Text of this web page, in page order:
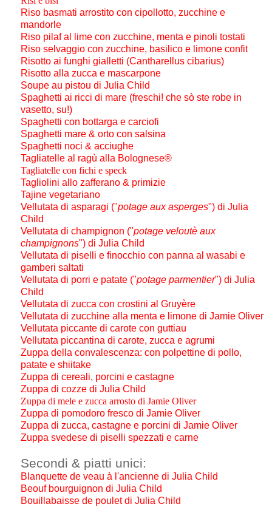
Riso basmati arrostito con cipollotto, zucchine e
mandorle
Riso pilaf al lime con zucchine, menta e pinoli tostati
Riso selvaggio con zucchine, basilico e limone confit
Risotto ai funghi gialletti (Cantharellus cibarius)
Risotto alla zucca e mascarpone
Soupe au pistou di Julia Child
Spaghetti ai ricci di mare (freschi! che sò ste robe in
vasetto, su!)
Spaghetti con bottarga e carciofi
Spaghetti mare & orto con salsina
Spaghetti noci & acciughe
Tagliatelle al ragù alla Bolognese®
Tagliatelle con fichi e speck
Tagliolini allo zafferano & primizie
Tajine vegetariano
Vellutata di asparagi ("potage aux asperges") di Julia
Child
Vellutata di champignon ("potage veloutè aux
champignons") di Julia Child
Vellutata di piselli e finocchio con panna al wasabi e
gamberi saltati
Vellutata di porri e patate ("potage parmentier") di Julia
Child
Vellutata di zucca con crostini al Gruyère
Vellutata di zucchine alla menta e limone di Jamie Oliver
Vellutata piccante di carote con guttiau
Vellutata piccantina di carote, zucca e agrumi
Zuppa della convalescenza: con polpettine di pollo,
patate e shiitake
Zuppa di cereali, porcini e castagne
Zuppa di cozze di Julia Child
Zuppa di mele e zucca arrosto di Jamie Oliver
Zuppa di pomodoro fresco di Jamie Oliver
Zuppa di zucca, castagne e porcini di Jamie Oliver
Zuppa svedese di piselli spezzati e carne
Secondi & piatti unici:
Blanquette de veau à l'ancienne di Julia Child
Beouf bourguignon di Julia Child
Bouillabaisse de poulet di Julia Child